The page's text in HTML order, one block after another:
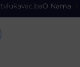
O Nama